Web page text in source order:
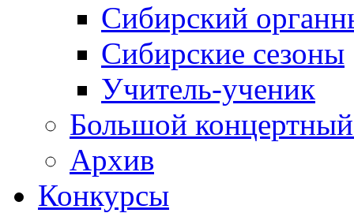
Сибирский
Сибирские сезоны
Учитель-ученик
Большой концертный
Архив
Конкурсы